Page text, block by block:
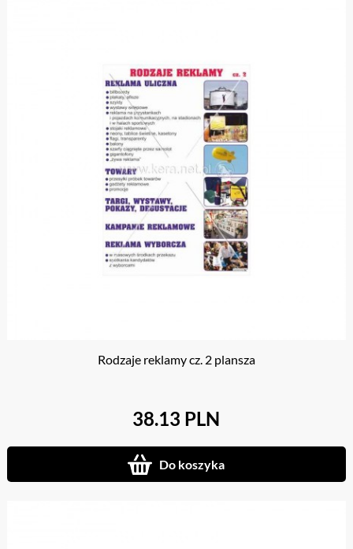
Rodzaje reklamy cz. 2 plansza
38.13 PLN
Do koszyka